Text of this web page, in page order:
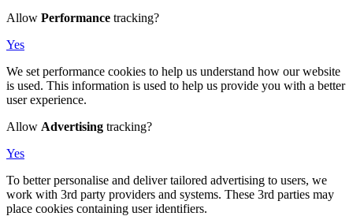
Allow Performance tracking?
Yes
We set performance cookies to help us understand how our website
is used. This information is used to help us provide you with a better
user experience.
Allow Advertising tracking?
Yes
To better personalise and deliver tailored advertising to users, we
work with 3rd party providers and systems. These 3rd parties may
place cookies containing user identifiers.